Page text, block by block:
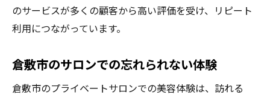
のサービスが多くの顧客から高い評価を受け、リピート
利用につながっています。
倉敷市のサロンでの忘れられない体験
倉敷市のプライベートサロンでの美容体験は、訪れる